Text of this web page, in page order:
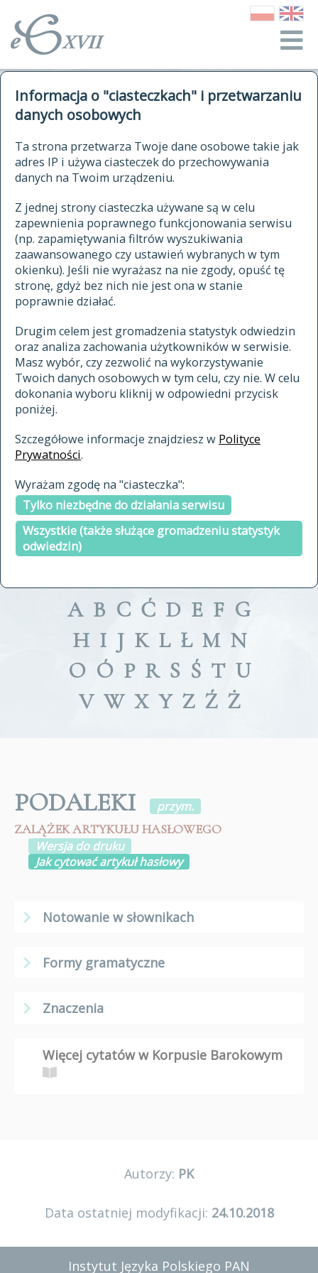
Informacja o "ciasteczkach" i przetwarzaniu
danych osobowych
Ta strona przetwarza Twoje dane osobowe takie jak
adres IP i używa ciasteczek do przechowywania
danych na Twoim urządzeniu.
Z jednej strony ciasteczka używane są w celu
zapewnienia poprawnego funkcjonowania serwisu
(np. zapamiętywania filtrów wyszukiwania
zaawansowanego czy ustawień wybranych w tym
okienku). Jeśli nie wyrażasz na nie zgody, opuść tę
stronę, gdyż bez nich nie jest ona w stanie
poprawnie działać.
Drugim celem jest gromadzenia statystyk odwiedzin
oraz analiza zachowania użytkowników w serwisie.
Masz wybór, czy zezwolić na wykorzystywanie
Twoich danych osobowych w tym celu, czy nie. W celu
dokonania wyboru kliknij w odpowiedni przycisk
poniżej.
Szczegółowe informacje znajdziesz w Polityce
Prywatności.
Wyrażam zgodę na "ciasteczka":
Tylko niezbędne do działania serwisu
Wszystkie (także służące gromadzeniu statystyk
odwiedzin)
autorzy Słownika
historia
publikacje
źródła
autorzy tekstów źródłowych
zasady opracowania
statystyki
najnowsze hasła
ostatnio zmodyfikowane hasła
materiały archiwalne
cytowanie
kontakt
kwerendy
jak cytować Słownik
ELEKTRONICZNY SŁOWNIK
JĘZYKA POLSKIEGO
XVII I XVIII WIEKU
znajdź hasła
zaczynające się od
indeksie
a fronte
a tergo
A B C Ć D E F G
H I J K L Ł M N
O Ó P R S Ś T U
V W X Y Z Ź Ż
PODALEKI
przym.
ZALĄŻEK ARTYKUŁU HASŁOWEGO
Wersja do druku
Jak cytować artykuł hasłowy
Notowanie w słownikach
Formy gramatyczne
Znaczenia
Więcej cytatów w Korpusie Barokowym
Autorzy: PK
Data ostatniej modyfikacji: 24.10.2018
Instytut Języka Polskiego PAN